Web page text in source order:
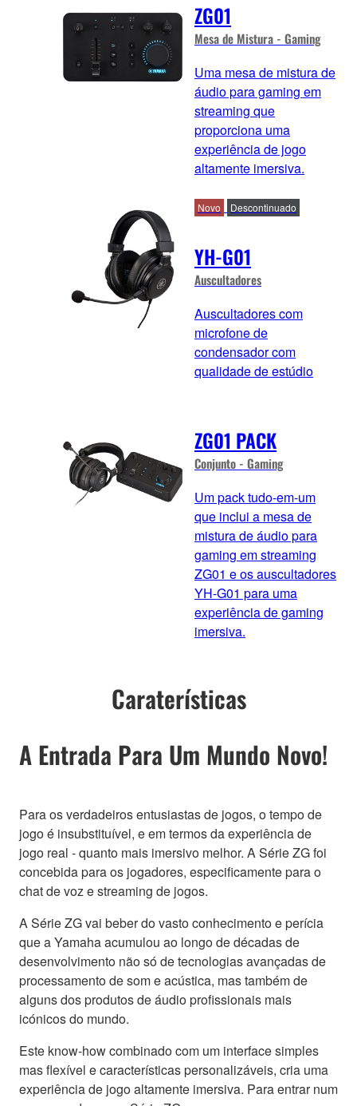
ZG01
Mesa de Mistura - Gaming
Uma mesa de mistura de
áudio para gaming em
streaming que
proporciona uma
experiência de jogo
altamente imersiva.
YH-G01
Auscultadores
Novo Descontinuado
Auscultadores com
microfone de
condensador com
qualidade de estúdio
ZG01 PACK
Conjunto - Gaming
Um pack tudo-em-um
que inclui a mesa de
mistura de áudio para
gaming em streaming
ZG01 e os auscultadores
YH-G01 para uma
experiência de gaming
imersiva.
Caraterísticas
A Entrada Para Um Mundo Novo!
Para os verdadeiros entusiastas de jogos, o tempo de
jogo é insubstituível, e em termos da experiência de
jogo real - quanto mais imersivo melhor. A Série ZG foi
concebida para os jogadores, especificamente para o
chat de voz e streaming de jogos.
A Série ZG vai beber do vasto conhecimento e perícia
que a Yamaha acumulou ao longo de décadas de
desenvolvimento não só de tecnologias avançadas de
processamento de som e acústica, mas também de
alguns dos produtos de áudio profissionais mais
icónicos do mundo.
Este know-how combinado com um interface simples
mas flexível e características personalizáveis, cria uma
experiência de jogo altamente imersiva. Para entrar num